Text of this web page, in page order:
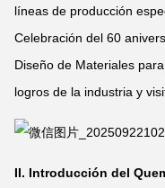
líneas de producción
Celebración del 60
Diseño de Materiales
logros de la industria y
II. Introducción del